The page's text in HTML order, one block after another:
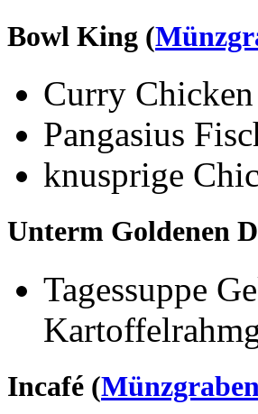
Bowl King (
Curry
Pangasius
knusprige
Unterm Goldenen
Tagessuppe
Incafé (